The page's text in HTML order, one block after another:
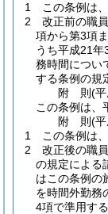
1
この条例は
2
改正前の職
項から第3項
うち平成21
務時間につい
する条例の規
附 則(
この条例は、
附 則(
1
この条例は
2
改正後の職
の規定による
はこの条例の
を時間外勤務
4項で準用す